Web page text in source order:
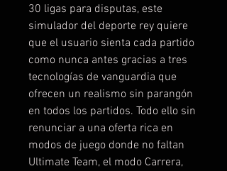
30 ligas para disputas, este
simulador del deporte rey quiere
que el usuario sienta cada partido
como nunca antes gracias a tres
tecnologías de vanguardia que
ofrecen un realismo sin parangón
en todos los partidos. Todo ello sin
renunciar a una oferta rica en
modos de juego donde no faltan
Ultimate Team, el modo Carrera,